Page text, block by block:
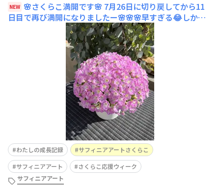
NEW 🌸さくらこ満開です🌸 7月26日に切り戻してから11
日目で再び満開になりましたー🌸🌸🌸早すぎる😂しかも
置き場所は屋上の中でも特に暑い、一日中日当たりガンガ
ンの50°C越え🔥コンクリートの上なんですがぜーんぜん
平気そうに咲き誇ってくれています👍さくらこ、ほんっっ
っとにすごい🤩👏✨50℃越えのコンクリの上で涼しげに咲
わたしの成長記録
サフィニアアートさくらこ
サフィニアアート
さくらこ応援ウィーク
サフィニアアート